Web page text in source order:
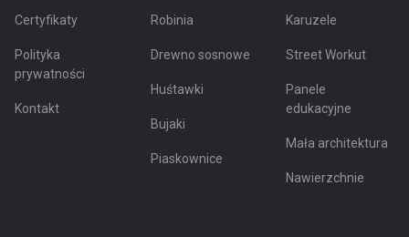
Certyfikaty
Polityka
prywatności
Kontakt
Robinia
Drewno sosnowe
Huśtawki
Bujaki
Piaskownice
Karuzele
Street Workut
Panele
edukacyjne
Mała architektura
Nawierzchnie